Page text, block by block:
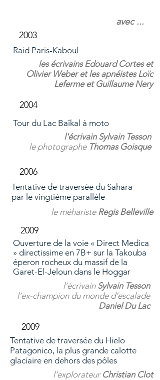
avec ...
2004
Tour du Lac Baïkal à moto
l'écrivain Sylvain Tesson
le photographe Thomas Goisque
2006
Tentative de traversée du Sahara
par le vingtième parallèle
le méhariste Regis Belleville
2009
Ouverture de la voie « Direct Medica
» directissime en 7B+ sur la Takouba
éperon rocheux du massif de la
Garet-El-Jeloun dans le Hoggar
l’écrivain Sylvain Tesson
l’ex-champion du monde d’escalade
Daniel Du Lac
2009
Tentative de traversée du Hielo
Patagonico, la plus grande calotte
glaciaire en dehors des pôles
l’explorateur Christian Clot
2003
Raid Paris-Kaboul
les écrivains Edouard Cortes et
Olivier Weber et les apnéistes Loïc
Leferme et Guillaume Nery